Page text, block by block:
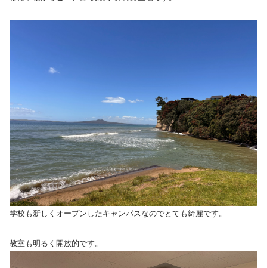
学校も新しくオープンしたキャンパスなのでとても綺麗です。
教室も明るく開放的です。